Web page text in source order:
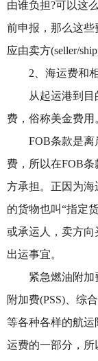
由谁负担?可以这
前申报，那么这些
应由卖方(seller/
2、海运费和相
从起运港到目的
费，俗称美金费用
FOB条款是离岸
费，所以在FOB条
方承担。正因为
的货物也叫“指定
或承运人，卖方
出运事宜。
紧急燃油附加费
附加费(PSS)、综
等各种各样的航
运费的一部分，